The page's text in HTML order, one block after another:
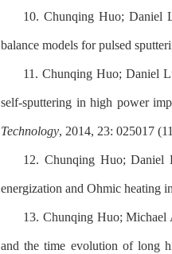
10. Chunqing Huo; Daniel
balance models for pulsed
11. Chunqing Huo; Daniel
self-sputtering in high power
Technology, 2014, 23: 025017
12. Chunqing Huo; Daniel
energization and Ohmic heating
13. Chunqing Huo; Michael
and the time evolution of long